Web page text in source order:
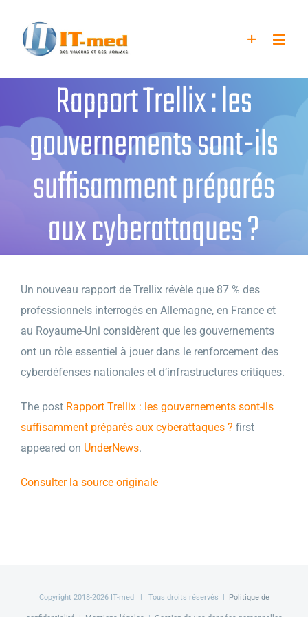
contenu
Rapport Trellix : les
gouvernements sont-ils
suffisamment préparés
aux cyberattaques ?
Un nouveau rapport de Trellix révèle que 87 % des
professionnels interrogés en Allemagne, en France et
au Royaume-Uni considèrent que les gouvernements
ont un rôle essentiel à jouer dans le renforcement des
cyberdéfenses nationales et d’infrastructures critiques.
The post Rapport Trellix : les gouvernements sont-ils
suffisamment préparés aux cyberattaques ? first
appeared on UnderNews.
Consulter la source originale
Copyright 2018-2026 IT-med | Tous droits réservés | Politique de